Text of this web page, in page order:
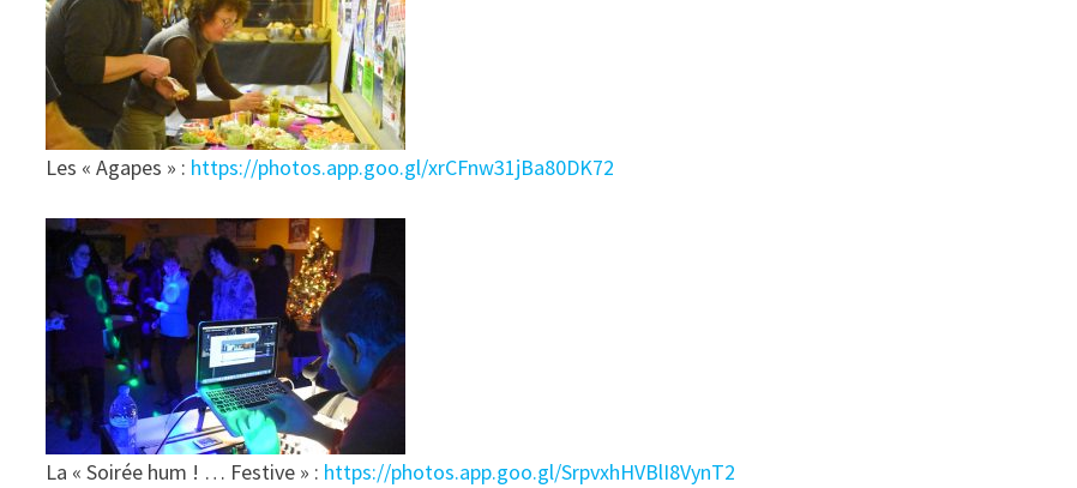
Les « Agapes » : https://photos.app.goo.gl/xrCFnw31jBa80DK72
La « Soirée hum ! … Festive » : https://photos.app.goo.gl/SrpvxhHVBlI8VynT2